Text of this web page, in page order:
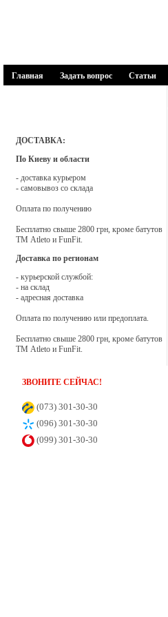
Главная Задать вопрос Статьи
Біговели
Дитячі майданчики
Мягкие модули
Настільний футбол
Санки
Скеледроми
ДОСТАВКА:
По Киеву и области
- доставка курьером
- самовывоз со склада
Оплата по получению
Бесплатно свыше 2800 грн, кроме батутов
ТМ Atleto и FunFit.
Доставка по регионам
- курьерской службой:
- на склад
- адресная доставка
Оплата по получению или предоплата.
Бесплатно свыше 2800 грн, кроме батутов
ТМ Atleto и FunFit.
ЗВОНИТЕ СЕЙЧАС!
(073) 301-30-30
(096) 301-30-30
(099) 301-30-30